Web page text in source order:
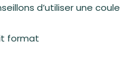
d’utiliser une
format